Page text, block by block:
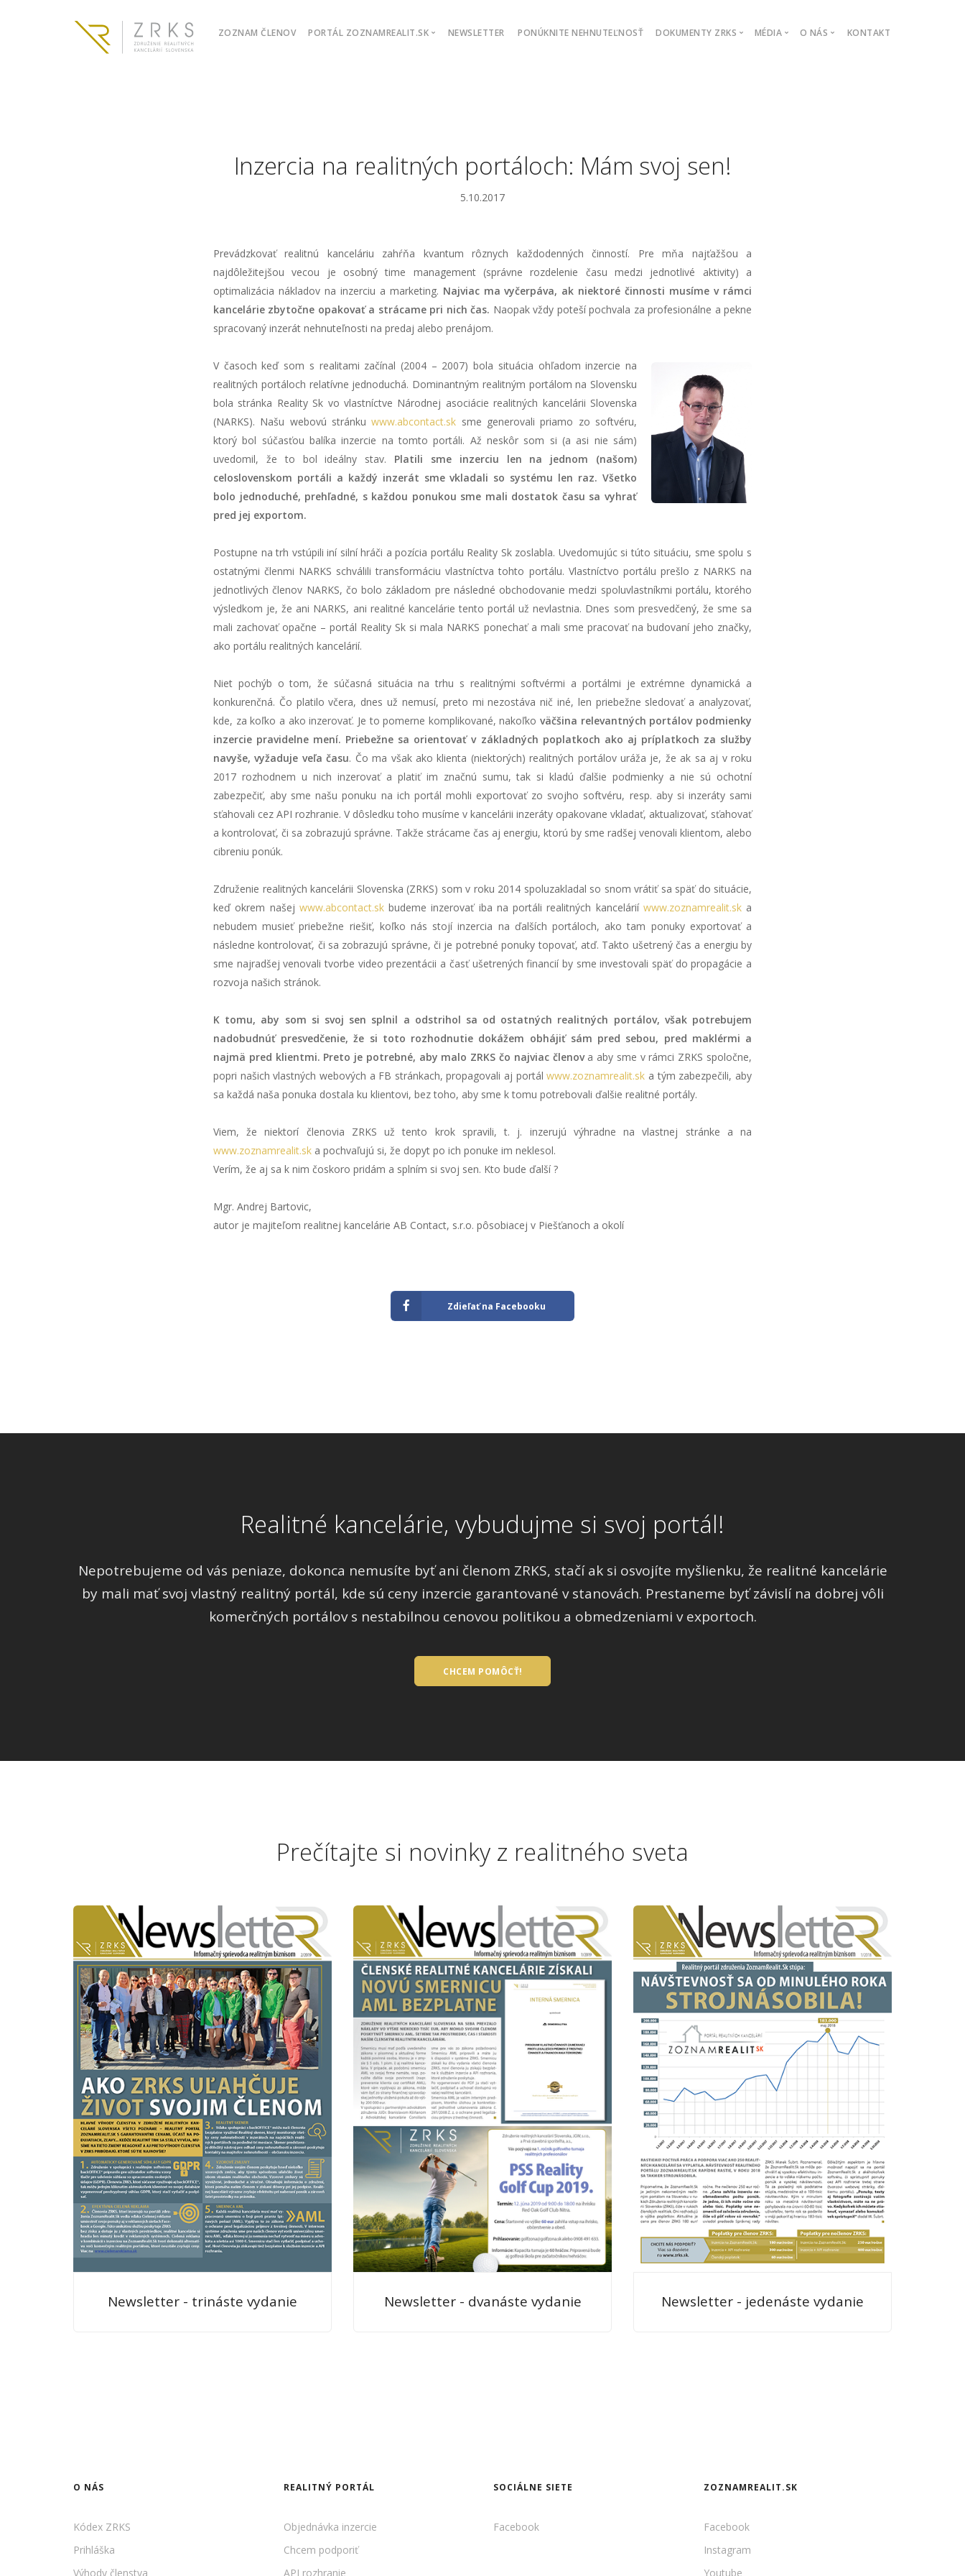
ZOZNAM ČLENOV PORTÁL ZOZNAMREALIT.SK NEWSLETTER PONÚKNITE NEHNUTEĽNOSŤ DOKUMENTY ZRKS MÉDIA O NÁS KONTAKT
Inzercia na realitných portáloch: Mám svoj sen!
5.10.2017
Prevádzkovať realitnú kanceláriu zahŕňa kvantum rôznych každodenných činností. Pre mňa najťažšou a
najdôležitejšou vecou je osobný time management (správne rozdelenie času medzi jednotlivé aktivity) a
optimalizácia nákladov na inzerciu a marketing. Najviac ma vyčerpáva, ak niektoré činnosti musíme v rámci
kancelárie zbytočne opakovať a strácame pri nich čas. Naopak vždy poteší pochvala za profesionálne a pekne
spracovaný inzerát nehnuteľnosti na predaj alebo prenájom.
V časoch keď som s realitami začínal (2004 – 2007) bola situácia ohľadom inzercie na
realitných portáloch relatívne jednoduchá. Dominantným realitným portálom na Slovensku
bola stránka Reality Sk vo vlastníctve Národnej asociácie realitných kancelárii Slovenska
(NARKS). Našu webovú stránkuwww.abcontact.sk sme generovali priamo zo softvéru,
ktorý bol súčasťou balíka inzercie na tomto portáli. Až neskôr som si (a asi nie sám)
uvedomil, že to bol ideálny stav. Platili sme inzerciu len na jednom (našom)
celoslovenskom portáli a každý inzerát sme vkladali so systému len raz. Všetko
bolo jednoduché, prehľadné, s každou ponukou sme mali dostatok času sa vyhrať
pred jej exportom.
Postupne na trh vstúpili iní silní hráči a pozícia portálu Reality Sk zoslabla. Uvedomujúc si túto situáciu, sme spolu s
ostatnými členmi NARKS schválili transformáciu vlastníctva tohto portálu. Vlastníctvo portálu prešlo z NARKS na
jednotlivých členov NARKS, čo bolo základom pre následné obchodovanie medzi spoluvlastníkmi portálu, ktorého
výsledkom je, že ani NARKS, ani realitné kancelárie tento portál už nevlastnia. Dnes som presvedčený, že sme sa
mali zachovať opačne – portál Reality Sk si mala NARKS ponechať a mali sme pracovať na budovaní jeho značky,
ako portálu realitných kancelárií.
Niet pochýb o tom, že súčasná situácia na trhu s realitnými softvérmi a portálmi je extrémne dynamická a
konkurenčná. Čo platilo včera, dnes už nemusí, preto mi nezostáva nič iné, len priebežne sledovať a analyzovať,
kde, za koľko a ako inzerovať. Je to pomerne komplikované, nakoľkoväčšina relevantných portálov podmienky
inzercie pravidelne mení. Priebežne sa orientovať v základných poplatkoch ako aj príplatkoch za služby
navyše, vyžaduje veľa času. Čo ma však ako klienta (niektorých) realitných portálov uráža je, že ak sa aj v roku
2017 rozhodnem u nich inzerovať a platiť im značnú sumu, tak si kladú ďalšie podmienky a nie sú ochotní
zabezpečiť, aby sme našu ponuku na ich portál mohli exportovať zo svojho softvéru, resp. aby si inzeráty sami
sťahovali cez API rozhranie. V dôsledku toho musíme v kancelárii inzeráty opakovane vkladať, aktualizovať, sťahovať
a kontrolovať, či sa zobrazujú správne. Takže strácame čas aj energiu, ktorú by sme radšej venovali klientom, alebo
cibreniu ponúk.
Združenie realitných kancelárii Slovenska (ZRKS) som v roku 2014 spoluzakladal so snom vrátiť sa späť do situácie,
keď okrem našej www.abcontact.skbudeme inzerovať iba na portáli realitných kancelárií www.zoznamrealit.ska
nebudem musieť priebežne riešiť, koľko nás stojí inzercia na ďalších portáloch, ako tam ponuky exportovať a
následne kontrolovať, či sa zobrazujú správne, či je potrebné ponuky topovať, atď. Takto ušetrený čas a energiu by
sme najradšej venovali tvorbe video prezentácii a časť ušetrených financií by sme investovali späť do propagácie a
rozvoja našich stránok.
K tomu, aby som si svoj sen splnil a odstrihol sa od ostatných realitných portálov, však potrebujem
nadobudnúť presvedčenie, že si toto rozhodnutie dokážem obhájiť sám pred sebou, pred maklérmi a
najmä pred klientmi. Preto je potrebné, aby malo ZRKS čo najviac členova aby sme v rámci ZRKS spoločne,
popri našich vlastných webových a FB stránkach, propagovali aj portálwww.zoznamrealit.sk a tým zabezpečili, aby
sa každá naša ponuka dostala ku klientovi, bez toho, aby sme k tomu potrebovali ďalšie realitné portály.
Viem, že niektorí členovia ZRKS už tento krok spravili, t. j. inzerujú výhradne na vlastnej stránke a na
www.zoznamrealit.sk a pochvaľujú si, že dopyt po ich ponuke im neklesol.
Verím, že aj sa k nim čoskoro pridám a splním si svoj sen. Kto bude ďalší ?
Mgr. Andrej Bartovic,
autor je majiteľom realitnej kancelárie AB Contact, s.r.o. pôsobiacej v Piešťanoch a okolí
Zdieľať na Facebooku
Realitné kancelárie, vybudujme si svoj portál!
Nepotrebujeme od vás peniaze, dokonca nemusíte byť ani členom ZRKS, stačí ak si osvojíte myšlienku, že realitné kancelárie
by mali mať svoj vlastný realitný portál, kde sú ceny inzercie garantované v stanovách. Prestaneme byť závislí na dobrej vôli
komerčných portálov s nestabilnou cenovou politikou a obmedzeniami v exportoch.
CHCEM POMÔCŤ!
Prečítajte si novinky z realitného sveta
Newsletter - trináste vydanie Newsletter - dvanáste vydanie Newsletter - jedenáste vydanie
O NÁS
Kódex ZRKS
Prihláška
Výhody členstva
REALITNÝ PORTÁL
Objednávka inzercie
Chcem podporiť
API rozhranie
SOCIÁLNE SIETE
Facebook
ZOZNAMREALIT.SK
Facebook
Instagram
Youtube